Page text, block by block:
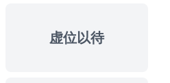
虚位以待